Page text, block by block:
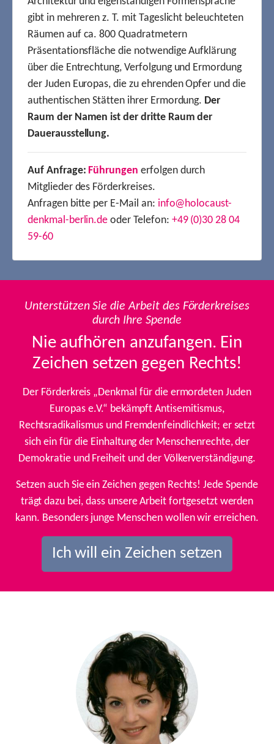
gibt in mehreren z. T. mit Tageslicht beleuchteten
Räumen auf ca. 800 Quadratmetern
Präsentationsfläche die notwendige Aufklärung
über die Entrechtung, Verfolgung und Ermordung
der Juden Europas, die zu ehrenden Opfer und die
authentischen Stätten ihrer Ermordung. Der
Raum der Namen ist der dritte Raum der
Dauerausstellung.
Auf Anfrage: Führungen erfolgen durch
Mitglieder des Förderkreises.
Anfragen bitte per E-Mail an: info@holocaust-
denkmal-berlin.de oder Telefon: +49 (0)30 28 04
59-60
Unterstützen Sie die Arbeit des Förderkreises
durch Ihre Spende
Nie aufhören anzufangen. Ein
Zeichen setzen gegen Rechts!
Der Förderkreis „Denkmal für die ermordeten Juden
Europas e.V.“ bekämpft Antisemitismus,
Rechtsradikalismus und Fremdenfeindlichkeit; er setzt
sich ein für die Einhaltung der Menschenrechte, der
Demokratie und Freiheit und der Völkerverständigung.
Setzen auch Sie ein Zeichen gegen Rechts! Jede Spende
trägt dazu bei, dass unsere Arbeit fortgesetzt werden
kann. Besonders junge Menschen wollen wir erreichen.
Ich will ein Zeichen setzen